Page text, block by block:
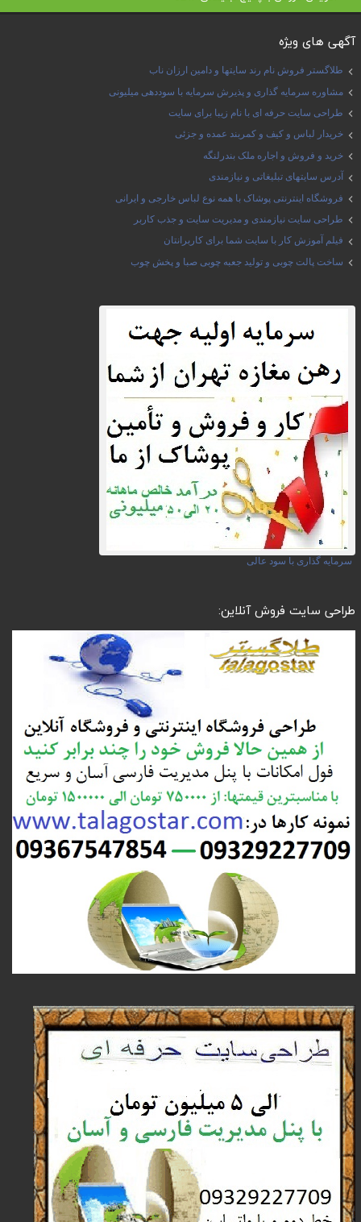
آگهی های ویژه
طلاگستر فروش نام رند سایتها و دامین ارزان ناب
مشاوره سرمایه گذاری و پذیرش سرمایه با سوددهی میلیونی
طراحی سایت حرفه ای با نام زیبا برای سایت
خریدار لباس و کیف و کمربند عمده و جزئی
خرید و فروش و اجاره ملک بندرلنگه
آدرس سایتهای تبلیغاتی و نیازمندی
فروشگاه اینترنتی پوشاک با همه نوع لباس خارجی و ایرانی
طراحی سایت نیازمندی و مدیریت سایت و جذب کاربر
فیلم آموزش کار با سایت شما برای کاربرانتان
ساخت پالت چوبی و تولید جعبه چوبی صبا و پخش چوب
سرمایه گذاری با سود عالی
طراحی سایت فروش آنلاین: